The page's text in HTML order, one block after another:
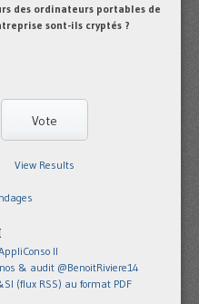
des ordinateurs portables de
sont-ils cryptés ?
View Results
II
& audit @BenoitRiviere14
(flux RSS) au format PDF